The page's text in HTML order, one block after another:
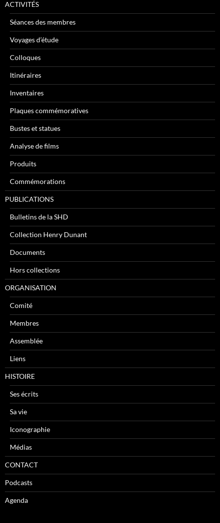
ACTIVITÉS
Séances des membres
Voyages d’étude
Colloques
Itinéraires
Inventaires
Plaques commémoratives
Bustes et statues
Analyse de films
Produits
Commémorations
PUBLICATIONS
Bulletins de la SHD
Collection Henry Dunant
Documents
Hors collections
ORGANISATION
Comité
Membres
Assemblée
Liens
HISTOIRE
Ses écrits
Sa vie
Iconographie
Médias
CONTACT
Podcasts
Agenda